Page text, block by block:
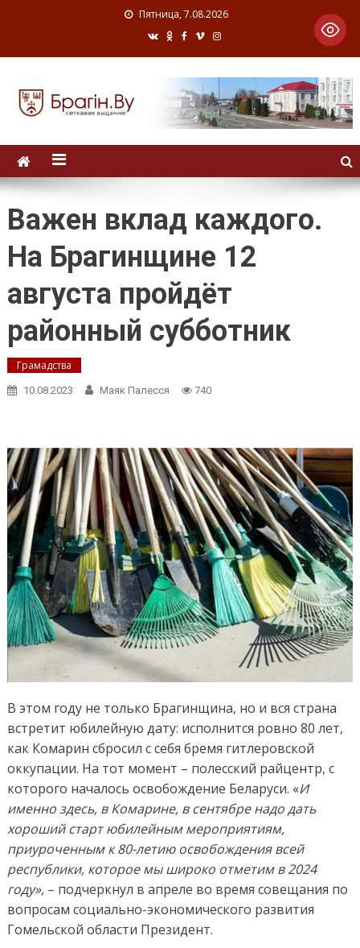
Пятница, 7.08.2026
Важен вклад каждого.
На Брагинщине 12
августа пройдёт
районный субботник
Грамадства
10.08.2023 Маяк Палесся 740
В этом году не только Брагинщина, но и вся страна
встретит юбилейную дату: исполнится ровно 80 лет,
как Комарин сбросил с себя бремя гитлеровской
оккупации. На тот момент – полесский райцентр, с
которого началось освобождение Беларуси. «И
именно здесь, в Комарине, в сентябре надо дать
хороший старт юбилейным мероприятиям,
приуроченным к 80-летию освобождения всей
республики, которое мы широко отметим в 2024
году», – подчеркнул в апреле во время совещания по
вопросам социально-экономического развития
Гомельской области Президент.